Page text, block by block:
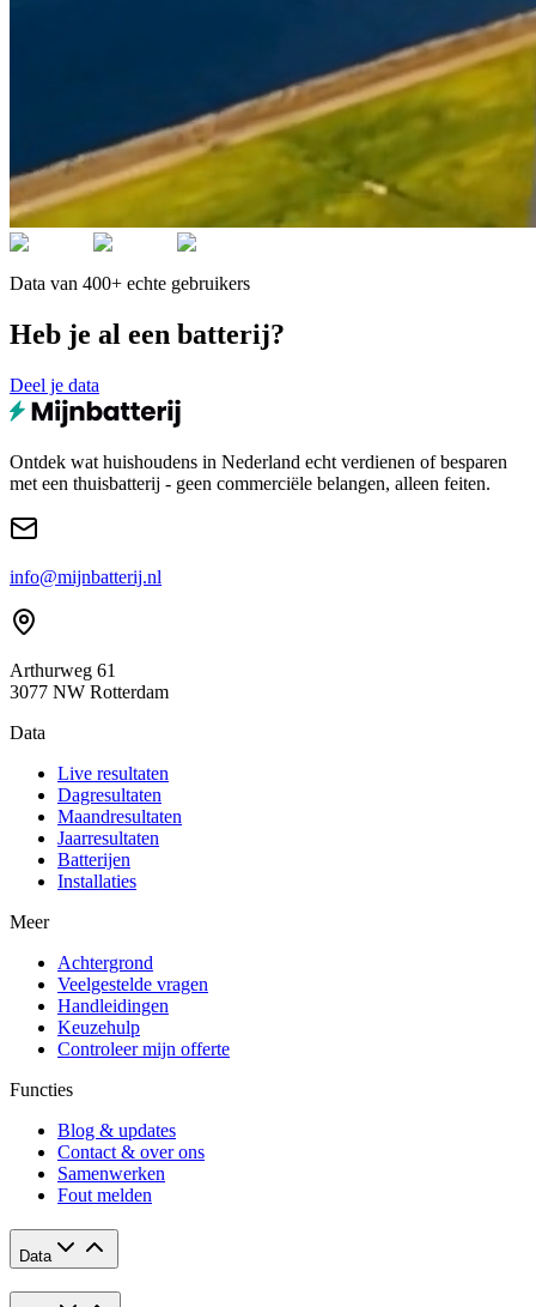
Data van 400+ echte gebruikers
Heb je al een batterij?
Deel je data
Ontdek wat huishoudens in Nederland echt verdienen of besparen
met een thuisbatterij - geen commerciële belangen, alleen feiten.
info@mijnbatterij.nl
Arthurweg 61
3077 NW Rotterdam
Data
Live resultaten
Dagresultaten
Maandresultaten
Jaarresultaten
Batterijen
Installaties
Meer
Achtergrond
Veelgestelde vragen
Handleidingen
Keuzehulp
Controleer mijn offerte
Functies
Blog & updates
Contact & over ons
Samenwerken
Fout melden
Data